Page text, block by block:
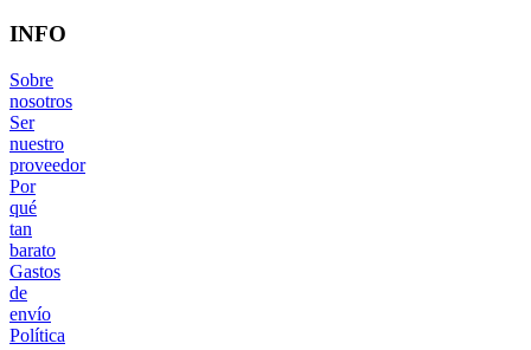
INFO
Sobre
nosotros
Ser
nuestro
proveedor
Por
qué
tan
barato
Gastos
de
envío
Política